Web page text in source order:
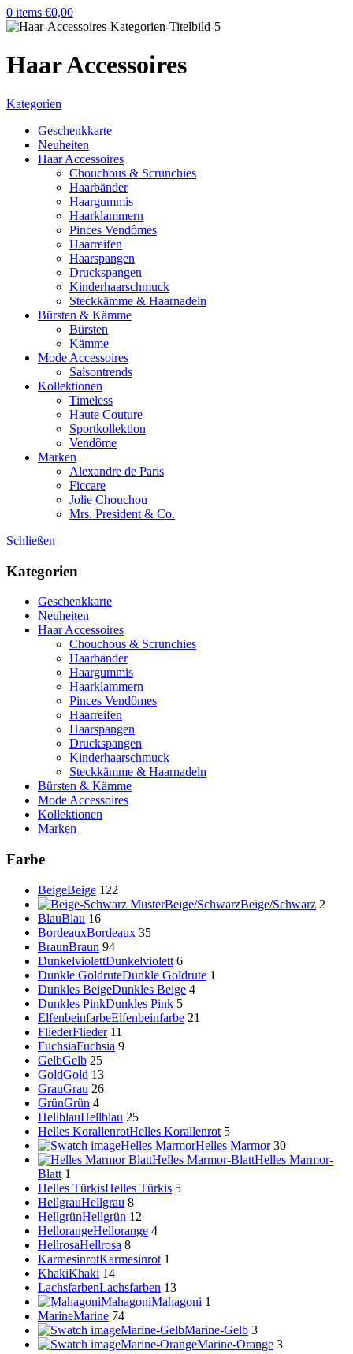
0 items €0,00
Haar Accessoires
Kategorien
Geschenkkarte
Neuheiten
Haar Accessoires
Chouchous & Scrunchies
Haarbänder
Haargummis
Haarklammern
Pinces Vendômes
Haarreifen
Haarspangen
Druckspangen
Kinderhaarschmuck
Steckkämme & Haarnadeln
Bürsten & Kämme
Bürsten
Kämme
Mode Accessoires
Saisontrends
Kollektionen
Timeless
Haute Couture
Sportkollektion
Vendôme
Marken
Alexandre de Paris
Ficcare
Jolie Chouchou
Mrs. President & Co.
Schließen
Kategorien
Geschenkkarte
Neuheiten
Haar Accessoires
Chouchous & Scrunchies
Haarbänder
Haargummis
Haarklammern
Pinces Vendômes
Haarreifen
Haarspangen
Druckspangen
Kinderhaarschmuck
Steckkämme & Haarnadeln
Bürsten & Kämme
Mode Accessoires
Kollektionen
Marken
Farbe
BeigeBeige 122
Beige/SchwarzBeige/Schwarz 2
BlauBlau 16
BordeauxBordeaux 35
BraunBraun 94
DunkelviolettDunkelviolett 6
Dunkle GoldruteDunkle Goldrute 1
Dunkles BeigeDunkles Beige 4
Dunkles PinkDunkles Pink 5
ElfenbeinfarbeElfenbeinfarbe 21
FliederFlieder 11
FuchsiaFuchsia 9
GelbGelb 25
GoldGold 13
GrauGrau 26
GrünGrün 4
HellblauHellblau 25
Helles KorallenrotHelles Korallenrot 5
Helles MarmorHelles Marmor 30
Helles Marmor-BlattHelles Marmor-
Blatt 1
Helles TürkisHelles Türkis 5
HellgrauHellgrau 8
HellgrünHellgrün 12
HellorangeHellorange 4
HellrosaHellrosa 8
KarmesinrotKarmesinrot 1
KhakiKhaki 14
LachsfarbenLachsfarben 13
MahagoniMahagoni 1
MarineMarine 74
Marine-GelbMarine-Gelb 3
Marine-OrangeMarine-Orange 3